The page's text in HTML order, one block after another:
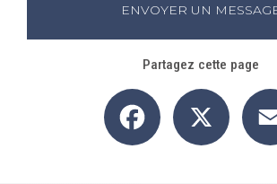
ENVOYER UN
Partagez cette page
Facebook